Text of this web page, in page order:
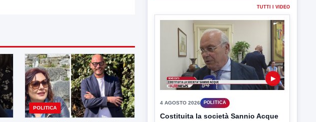
POLITICA
VIDEO POLITICA
TUTTI I VIDEO
▶